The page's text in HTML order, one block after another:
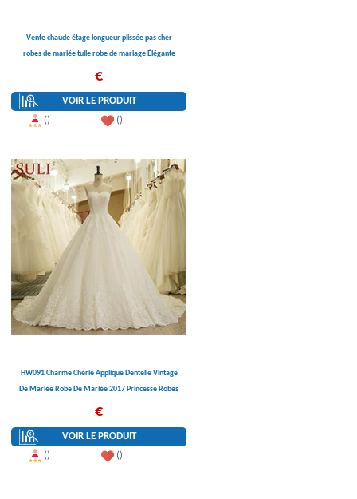
Vente chaude étage longueur plissée pas cher
robes de mariée tulle robe de mariage Élégante
€
VOIR LE PRODUIT
()
()
HW091 Charme Chérie Applique Dentelle Vintage
De Mariée Robe De Mariée 2017 Princesse Robes
€
VOIR LE PRODUIT
()
()